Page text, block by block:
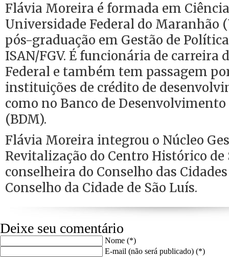
Flávia Moreira é formada em
Universidade Federal do Maranhão
pós-graduação em Gestão de
ISAN/FGV. É funcionária de carreira
Federal e também tem passagem
instituições de crédito de
como no Banco de
(BDM).
Flávia Moreira integrou o Núcleo
Revitalização do Centro Histórico de
conselheira do Conselho das
Conselho da Cidade de São Luís.
Deixe seu comentário
Nome (*)
E-mail (não será publicado) (*)